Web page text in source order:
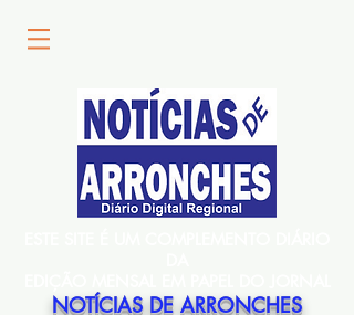
NOTÍCIAS DE ARRONCHES